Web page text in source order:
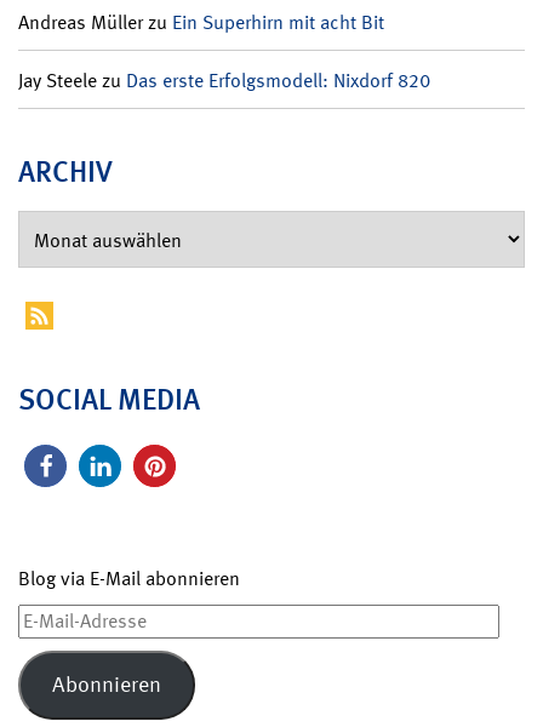
Andreas Müllerzu Ein Superhirn mit acht Bit
Jay Steelezu Das erste Erfolgsmodell: Nixdorf 820
ARCHIV
SOCIAL MEDIA
Blog via E-Mail abonnieren
E-
Mail-
Adresse
Abonnieren